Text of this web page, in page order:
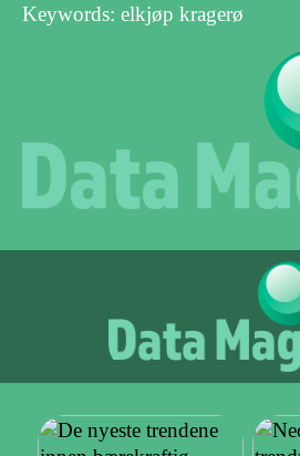
Keywords: elkjøp kragerø